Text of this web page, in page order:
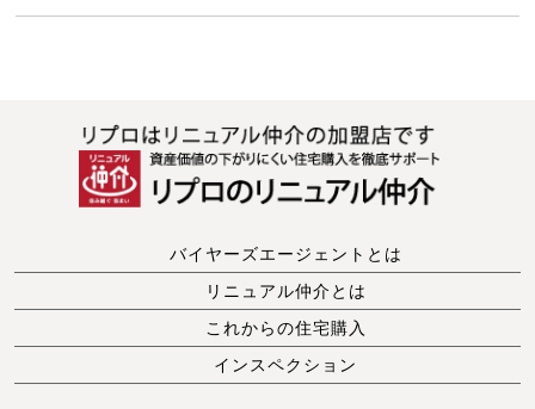
バイヤーズエージェントとは
リニュアル仲介とは
これからの住宅購入
インスペクション